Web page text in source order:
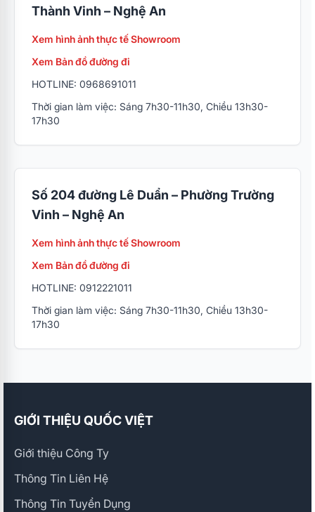
Thành Vinh – Nghệ An
Xem hình ảnh thực tế Showroom
Xem Bản đồ đường đi
HOTLINE: 0968691011
Thời gian làm việc: Sáng 7h30-11h30, Chiều 13h30-
17h30
Số 204 đường Lê Duẩn – Phường Trường
Vinh – Nghệ An
Xem hình ảnh thực tế Showroom
Xem Bản đồ đường đi
HOTLINE: 0912221011
Thời gian làm việc: Sáng 7h30-11h30, Chiều 13h30-
17h30
GIỚI THIỆU QUỐC VIỆT
Giới thiệu Công Ty
Thông Tin Liên Hệ
Thông Tin Tuyển Dụng